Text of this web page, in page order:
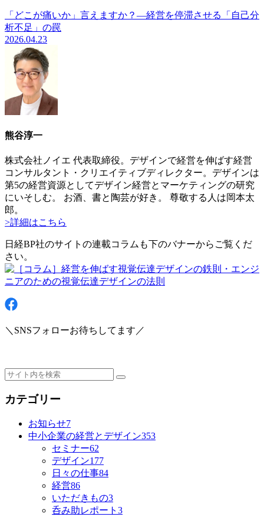
「どこが痛いか」言えますか？―経営を停滞させる「自己分
析不足」の罠
2026.04.23
熊谷淳一
株式会社ノイエ 代表取締役。デザインで経営を伸ばす経営
コンサルタント・クリエイティブディレクター。デザインは
第5の経営資源としてデザイン経営とマーケティングの研究
にいそしむ。 お酒、書と陶芸が好き。 尊敬する人は岡本太
郎。
>詳細はこちら
日経BP社のサイトの連載コラムも下のバナーからご覧くだ
さい。
＼SNSフォローお待ちしてます／
カテゴリー
お知らせ7
中小企業の経営とデザイン353
セミナー62
デザイン177
日々の仕事84
経営86
いただきもの3
呑み助レポート 3